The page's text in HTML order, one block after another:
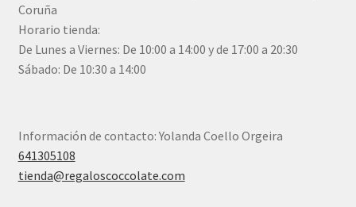
Coruña
Horario tienda:
De Lunes a Viernes: De 10:00 a 14:00 y de 17:00 a 20:30
Sábado: De 10:30 a 14:00
Información de contacto: Yolanda Coello Orgeira
641305108
tienda@regaloscoccolate.com